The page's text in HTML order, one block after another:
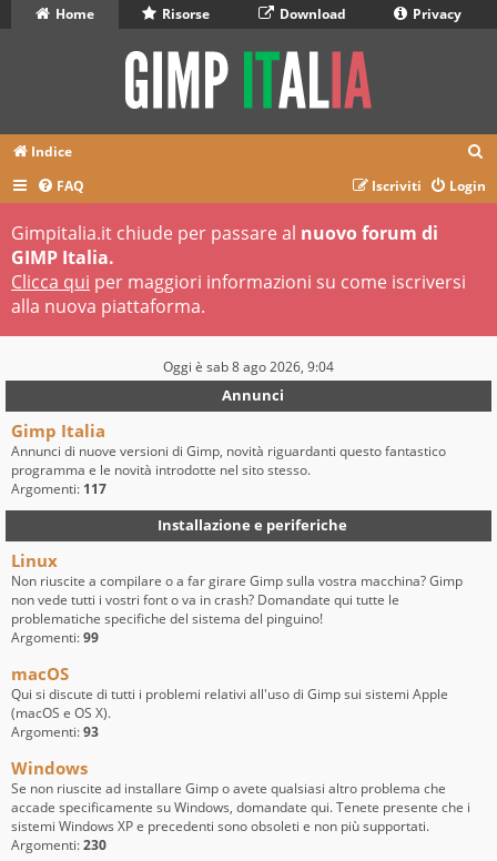
Home Risorse Download Privacy
Indice
r
FAQ Login
Iscriviti
Gimpitalia.it chiude per passare al nuovo forum di
GIMP Italia.
Clicca qui per maggiori informazioni su come iscriversi
alla nuova piattaforma.
Oggi è sab 8 ago 2026, 9:04
Annunci
Gimp Italia
Annunci di nuove versioni di Gimp, novità riguardanti questo fantastico
programma e le novità introdotte nel sito stesso.
Argomenti: 117
Installazione e periferiche
Linux
Non riuscite a compilare o a far girare Gimp sulla vostra macchina? Gimp
non vede tutti i vostri font o va in crash? Domandate qui tutte le
problematiche specifiche del sistema del pinguino!
Argomenti:99
macOS
Qui si discute di tutti i problemi relativi all'uso di Gimp sui sistemi Apple
(macOS e OS X).
Argomenti:93
Windows
Se non riuscite ad installare Gimp o avete qualsiasi altro problema che
accade specificamente su Windows, domandate qui. Tenete presente che i
sistemi Windows XP e precedenti sono obsoleti e non più supportati.
Argomenti:230